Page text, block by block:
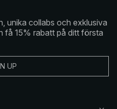
unika collabs och exklusiva
få 15% rabatt på ditt första
UP